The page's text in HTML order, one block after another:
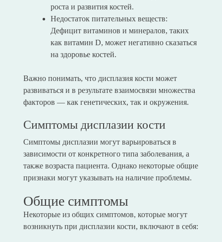
роста и развития костей.
Недостаток питательных веществ:
Дефицит витаминов и минералов, таких
как витамин D, может негативно сказаться
на здоровье костей.
Важно понимать, что дисплазия кости может
развиваться и в результате взаимосвязи множества
факторов — как генетических, так и окружения.
Симптомы дисплазии кости
Симптомы дисплазии могут варьироваться в
зависимости от конкретного типа заболевания, а
также возраста пациента. Однако некоторые общие
признаки могут указывать на наличие проблемы.
Общие симптомы
Некоторые из общих симптомов, которые могут
возникнуть при дисплазии кости, включают в себя: